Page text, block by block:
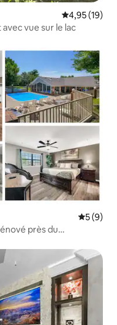
Évaluation
4,95 (19)
vue sur le lac
5 (9)
près du
appréciés